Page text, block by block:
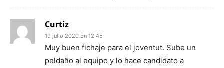
Curtiz
19 julio 2020 En 12:45
Muy buen fichaje para el joventut. Sube un
peldaño al equipo y lo hace candidato a